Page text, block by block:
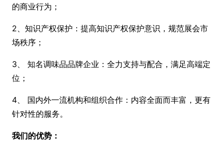
的商业行为；
2、知识产权保护：提高知识产权保护意识，规范展会市
场秩序；
3、 知名调味品品牌企业：全力支持与配合，满足高端定
位；
4、 国内外一流机构和组织合作：内容全面而丰富，更有
针对性的服务。
我们的优势：